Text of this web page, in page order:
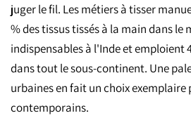
juger le fil. Les métiers à tisser
% des tissus tissés à la main dans le
indispensables à l'Inde et emploient
dans tout le sous-continent. Une
urbaines en fait un choix exemplaire
contemporains.